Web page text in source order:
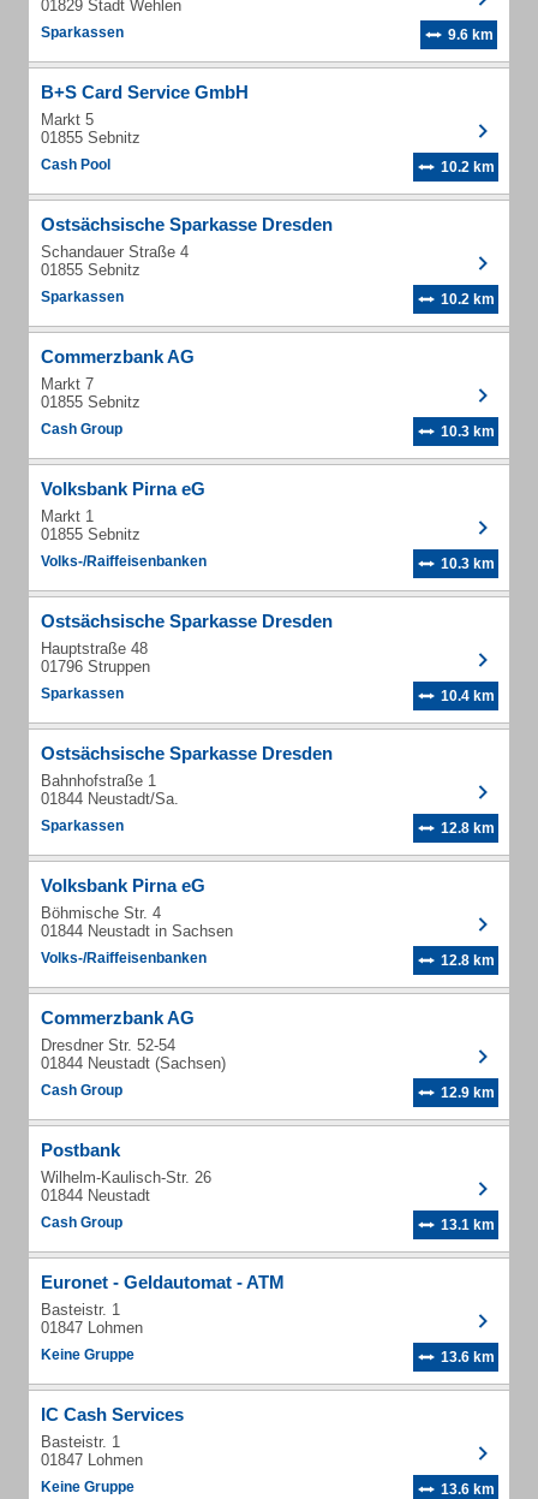
01829 Stadt Wehlen
Sparkassen 9.6 km
B+S Card Service GmbH
Markt 5
01855 Sebnitz
Cash Pool 10.2 km
Ostsächsische Sparkasse Dresden
Schandauer Straße 4
01855 Sebnitz
Sparkassen 10.2 km
Commerzbank AG
Markt 7
01855 Sebnitz
Cash Group 10.3 km
Volksbank Pirna eG
Markt 1
01855 Sebnitz
Volks-/Raiffeisenbanken 10.3 km
Ostsächsische Sparkasse Dresden
Hauptstraße 48
01796 Struppen
Sparkassen 10.4 km
Ostsächsische Sparkasse Dresden
Bahnhofstraße 1
01844 Neustadt/Sa.
Sparkassen 12.8 km
Volksbank Pirna eG
Böhmische Str. 4
01844 Neustadt in Sachsen
Volks-/Raiffeisenbanken 12.8 km
Commerzbank AG
Dresdner Str. 52-54
01844 Neustadt (Sachsen)
Cash Group 12.9 km
Postbank
Wilhelm-Kaulisch-Str. 26
01844 Neustadt
Cash Group 13.1 km
Euronet - Geldautomat - ATM
Basteistr. 1
01847 Lohmen
Keine Gruppe 13.6 km
IC Cash Services
Basteistr. 1
01847 Lohmen
Keine Gruppe 13.6 km